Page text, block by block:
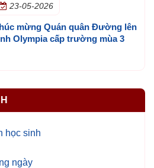
23-05-2026
mừng Quán quân Đường lên
Olympia cấp trường mùa 3
học sinh
ngày